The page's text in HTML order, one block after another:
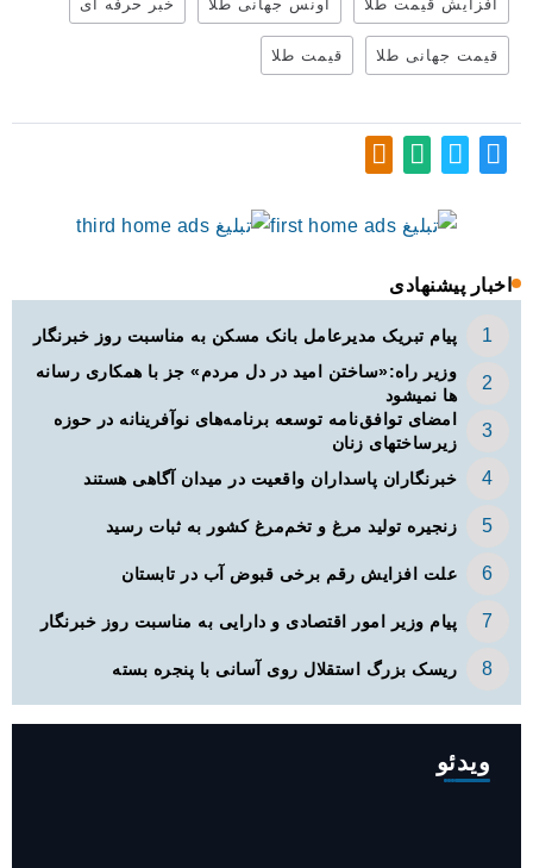
افزایش قیمت طلا اونس جهانی طلا خبر حرفه ای
قیمت جهانی طلا قیمت طلا
اخبار پیشنهادی
پیام تبریک مدیرعامل بانک مسکن به مناسبت روز خبرنگار
وزیر راه:«ساختن امید در دل مردم» جز با همکاری رسانه
ها نمیشود
امضای توافق‌نامه توسعه برنامه‌های نوآفرینانه در حوزه
زیرساخت‏های زنان
خبرنگاران پاسداران واقعیت در میدان آگاهی هستند
زنجیره تولید مرغ و تخم‌مرغ کشور به ثبات رسید
علت افزایش رقم برخی قبوض آب در تابستان
پیام وزیر امور اقتصادی و دارایی به مناسبت روز خبرنگار
ریسک بزرگ استقلال روی آسانی با پنجره بسته
ویدئو